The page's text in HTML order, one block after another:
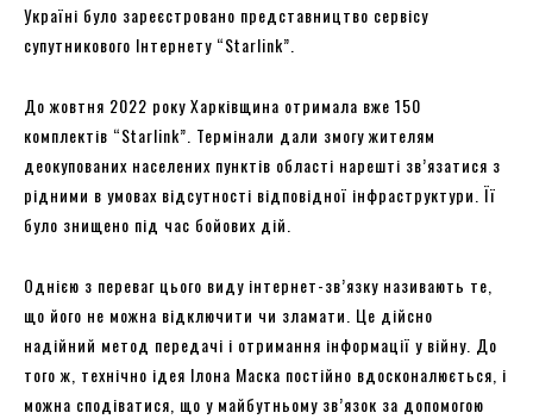
Україні було зареєстровано представництво сервісу
супутникового Інтернету “Starlink”.
До жовтня 2022 року Харківщина отримала вже 150
комплектів “Starlink”. Термінали дали змогу жителям
деокупованих населених пунктів області нарешті зв’язатися з
рідними в умовах відсутності відповідної інфраструктури. Її
було знищено під час бойових дій.
Однією з переваг цього виду інтернет-зв’язку називають те,
що його не можна відключити чи зламати. Це дійсно
надійний метод передачі і отримання інформації у війну. До
того ж, технічно ідея Ілона Маска постійно вдосконалюється, і
можна сподіватися, що у майбутньому зв’язок за допомогою